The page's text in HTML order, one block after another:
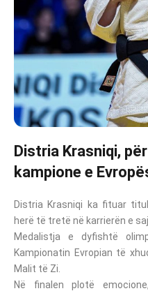
Distria Krasniqi,
kampione e
Distria Krasniqi ka fituar
herë të tretë në karrierën e saj.
Medalistja e dyfishtë
Kampionatin Evropian të
Malit të Zi.
Në finalen plotë